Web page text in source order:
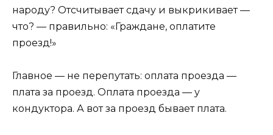
народу? Отсчитывает сдачу и выкрикивает —
что? — правильно: «Граждане, оплатите
проезд!»
Главное — не перепутать: оплата проезда —
плата за проезд. Оплата проезда — у
кондуктора. А вот за проезд бывает плата.